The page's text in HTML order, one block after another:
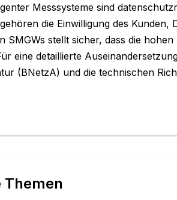
Messsysteme sind
die Einwilligung des
SMGWs stellt sicher, dass die
eine detaillierte
(BNetzA) und die technischen
Themen